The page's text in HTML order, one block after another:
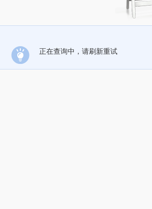
正在查询中，请刷新重试